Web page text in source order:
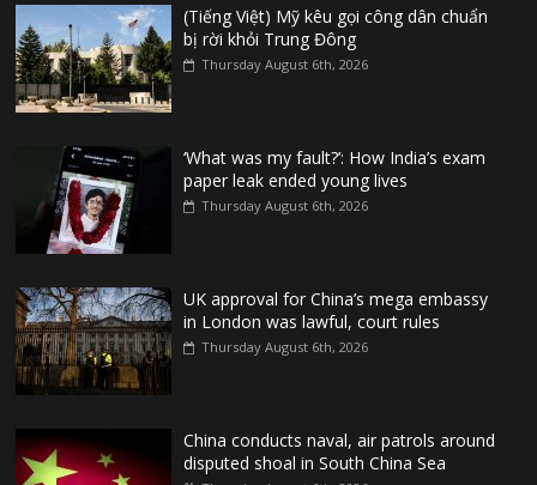
(Tiếng Việt) Mỹ kêu gọi công dân chuẩn
bị rời khỏi Trung Đông
Thursday August 6th, 2026
‘What was my fault?’: How India’s exam
paper leak ended young lives
Thursday August 6th, 2026
UK approval for China’s mega embassy
in London was lawful, court rules
Thursday August 6th, 2026
China conducts naval, air patrols around
disputed shoal in South China Sea